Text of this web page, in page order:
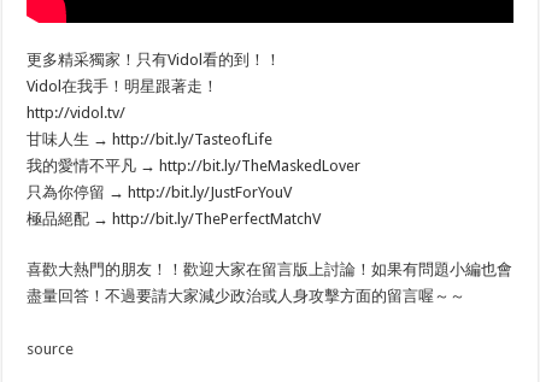
更多精采獨家！只有Vidol看的到！！
Vidol在我手！明星跟著走！
http://vidol.tv/
甘味人生 → http://bit.ly/TasteofLife
我的愛情不平凡 → http://bit.ly/TheMaskedLover
只為你停留 → http://bit.ly/JustForYouV
極品絕配 → http://bit.ly/ThePerfectMatchV
喜歡大熱門的朋友！！歡迎大家在留言版上討論！如果有問題小編也會
盡量回答！不過要請大家減少政治或人身攻擊方面的留言喔～～
source